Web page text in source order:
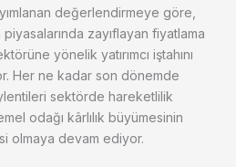
değerlendirmeye göre,
zayıflayan fiyatlama
yönelik yatırımcı iştahını
Her ne kadar son dönemde
sektörde hareketlilik
odağı kârlılık büyümesinin
olmaya devam ediyor.